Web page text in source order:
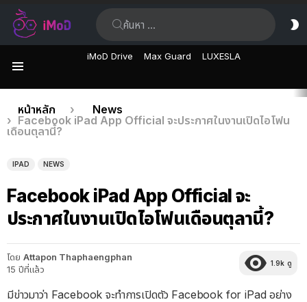
iMoD Drive Max Guard LUXESLA
เรื่อง
ล่าสุด
คุณอยู่ที่นี่:
หน้าหลัก
News
Facebook iPad App Official จะประกาศในงานเปิดไอโฟน
เดือนตุลานี้?
IPAD NEWS
Facebook iPad App Official จะ
ประกาศในงานเปิดไอโฟนเดือนตุลานี้?
โดย Attapon Thaphaengphan
15 ปีที่แล้ว
1.9k ดู
มีข่าวมาว่า Facebook จะทำการเปิดตัว Facebook for iPad อย่าง